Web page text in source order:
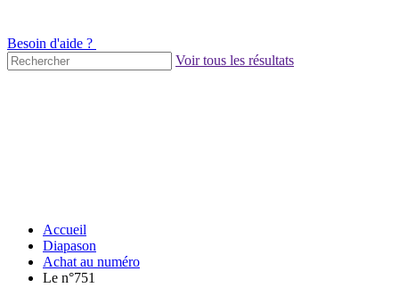
Besoin d'aide ?
Voir tous les résultats
Accueil
Diapason
Achat au numéro
Le n°751